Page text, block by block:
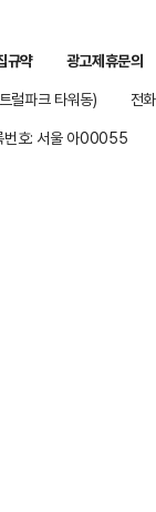
규약
광고제휴문의
럴파크 타워동)
전
번호: 서울 아00055